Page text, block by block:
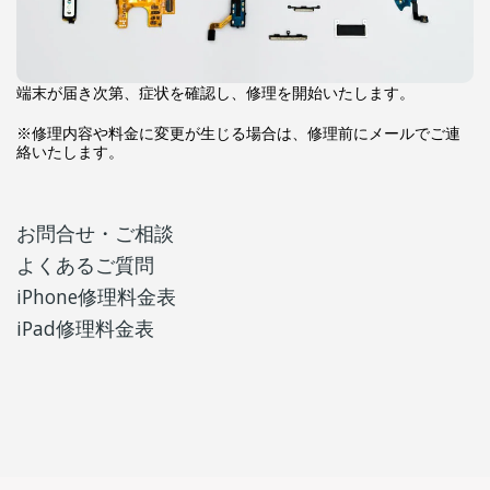
端末が届き次第、症状を確認し、修理を開始いたします。
※修理内容や料金に変更が生じる場合は、修理前にメールでご連
絡いたします。
お問合せ・ご相談
よくあるご質問
iPhone修理料金表
iPad修理料金表